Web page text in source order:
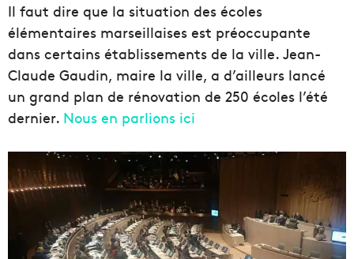
Il faut dire que la situation des écoles
élémentaires marseillaises est préoccupante
dans certains établissements de la ville. Jean-
Claude Gaudin, maire la ville, a d’ailleurs lancé
un grand plan de rénovation de 250 écoles l’été
dernier. Nous en parlions ici